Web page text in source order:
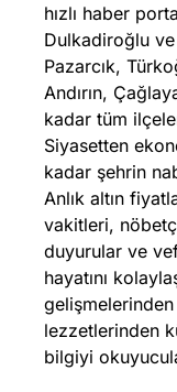
hızlı haber
Dulkadiroğlu
Pazarcık,
Andırın,
kadar tüm
Siyasetten
kadar şehrin
Anlık altın
vakitleri,
duyurular ve
hayatını
lezzetlerinden
bilgiyi